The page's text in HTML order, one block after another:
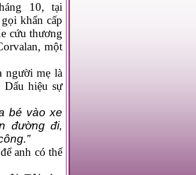
10, tại
khẩn cấp
cứu thương
một
người mẹ là
hiệu sự
bé vào xe
đường đi,
anh có thể